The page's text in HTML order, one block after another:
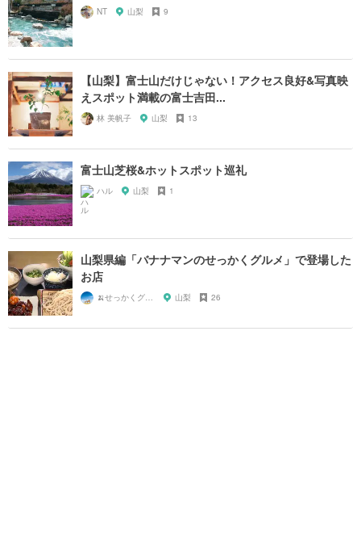
NT 山梨 9
【山梨】富士山だけじゃない！アクセス良好&写真映
えスポット満載の富士吉田...
林 美帆子 山梨 13
富士山芝桜&ホットスポット巡礼
ハル 山梨 1
山梨県編「バナナマンのせっかくグルメ」で登場した
お店
🍌せっかくグルメまにあ🍌 山梨 26